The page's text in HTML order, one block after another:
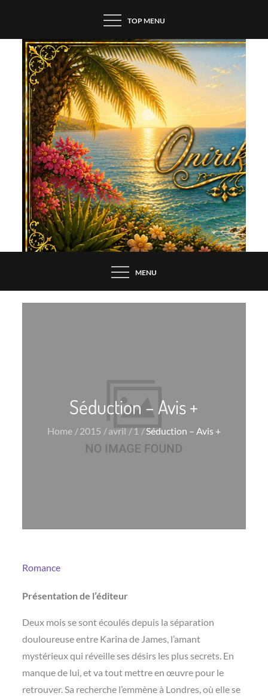
content
TOP MENU
MENU
Séduction – Avis +
Home 2015 avril 1 Séduction – Avis +
Romance
Présentation de l’éditeur
Deux mois se sont écoulés depuis la séparation
douloureuse entre Karina de James, l’amant
mystérieux qui réveille ses désirs les plus secrets. En
manque de lui, et va tout mettre en œuvre pour le
retrouver. Sa recherche l’emmène à Londres, où elle se